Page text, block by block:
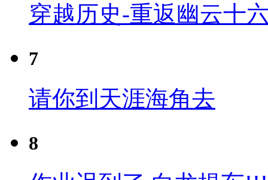
穿越历史-重返幽云十
7
请你到天涯海角去
8